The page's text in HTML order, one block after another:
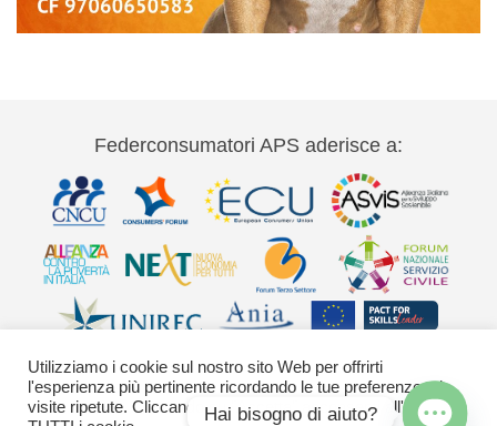
Federconsumatori APS aderisce a:
Utilizziamo i cookie sul nostro sito Web per offrirti
l'esperienza più pertinente ricordando le tue preferenze e le
visite ripetute. Cliccando su "Accetta" acconsenti all'uso di
Hai bisogno di aiuto?